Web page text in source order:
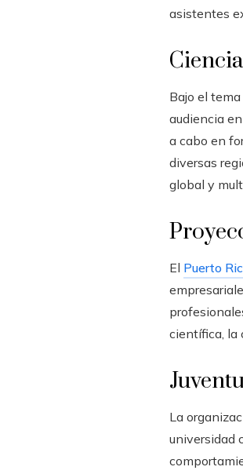
asistentes
Bajo el
audiencia
a cabo en
diversas
global y
El Puerto
científica, la
La
universidad